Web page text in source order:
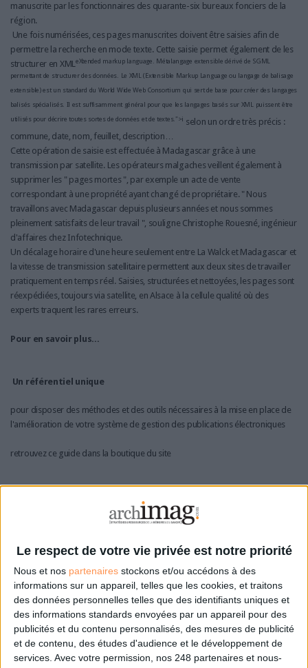
Le respect de votre vie privée est notre priorité
Nous et nos partenaires stockons et/ou accédons à des
informations sur un appareil, telles que les cookies, et traitons
des données personnelles telles que des identifiants uniques et
des informations standards envoyées par un appareil pour des
publicités et du contenu personnalisés, des mesures de publicité
et de contenu, des études d'audience et le développement de
services. Avec votre permission, nos 248 partenaires et nous-
manuscrite par les fonctionnaires des quarante-six bureaux fonciers de la
région.
Une fois numérisées, ces pages manuscrites doivent être saisies afin de
permettre la recherche en mode texte. Cette saisie permet également de les
structurer en XMLeXtended markup language. Métalangage extensible dérivé de SGML
permettant de structurer des données. Le XML (Extensible Markup Language ou langage de balisage
extensible) est un standard du World Wide Web Consortium qui sert de base pour créer des langages
balisés spécialisés. Il est suffisamment général pour que les langages basés sur XML puissent être
utilisés pour décrire toutes sortes de données et de textes.">i selon un ordre très précis :
commune, date, nom, feuillet, description…
Cette opération de saisie est effectuée à Madagascar grâce à une
transmission par satellite. Les opérateurs malgaches veillent également à
supprimer les " pages mortes ", par exemple un acte de vente
correspondant à une propriété ayant changé de propriétaire. " Nous
travaillons avec Madagascar depuis plusieurs années et nous sommes
pleinement satisfaits de leur travail ", souligne Christophe Rouesné, ingénieur
d'affaires chez Infotechnique.
Un décalage horaire d'une heure seulement entre La Walck et Madagascar et
la vitesse de transmission satellitaire permettent aux deux sites de travailler
pratiquement en temps réel. Saisies, structurées et nettoyées, les pages sont
réexpédiées, toujours via satellite, en Alsace à la cellule qualité où des
experts traquent les rares erreurs.
Pour en savoir plus...
Un référentiel unique
pour disposer des méthodes et des outils nécessaires à la mise en place de
l'amélioration de votre système de gestion des publications électroniques
retrouvez ce guide dans la boutique du site
américaine Kirtas (photo 5). De dimension plus réduite, le BookScan 2400
affiche une cadence de numérisation pouvant atteindre 2 400 pages par
heure et utilise également un système d'aspiration. Le livre est placé dans un
berceau et les pages sont décollées les unes des autres grâce à une petite
soufflerie située en face de la tranche de la largeur du document. Elles sont
ensuite aspirées et tournées par un bras avant que deux caméras en
surplomb ne photographient le contenu. En raison de sa taille réduite, le
BookScan 2 400 ne peut accueillir tous les formats de livre et est réservé à la